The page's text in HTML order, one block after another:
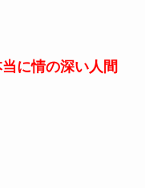
に情の深い人間